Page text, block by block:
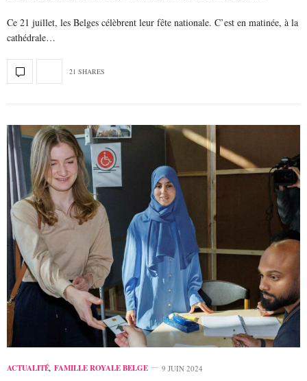
Ce 21 juillet, les Belges célèbrent leur fête nationale. C’est en matinée, à la
cathédrale…
21 SHARES
ACTUALITÉ, FAMILLE ROYALE BELGE 9 JUIN 2024